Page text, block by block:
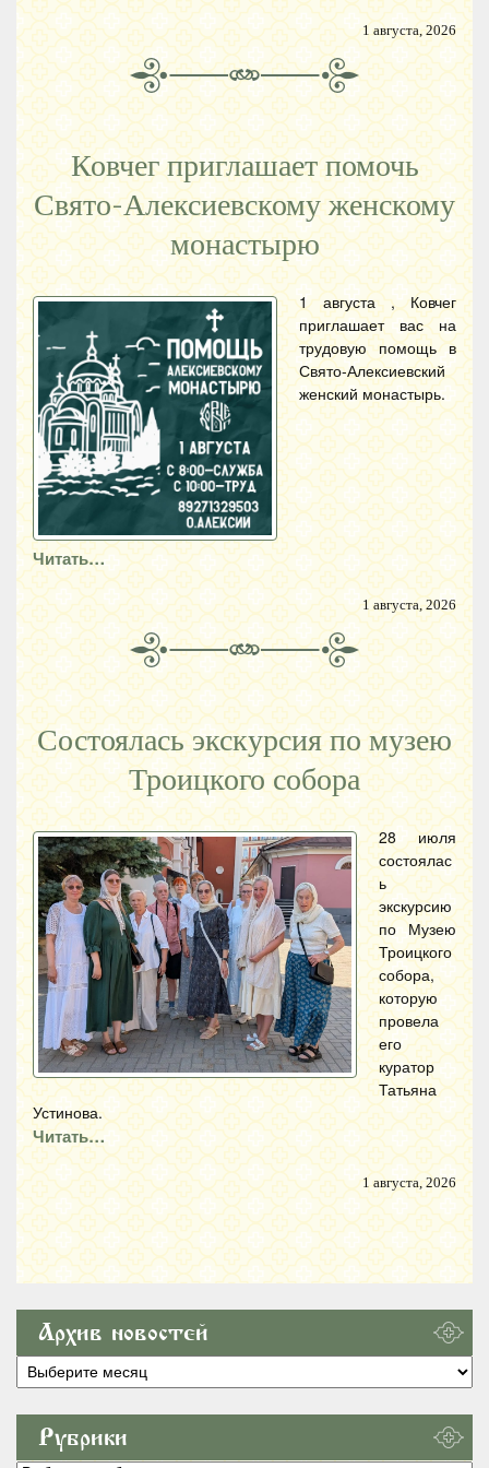
1 августа, 2026
Ковчег приглашает помочь
Свято-Алексиевскому женскому
монастырю
1 августа , Ковчег
приглашает вас на
трудовую помощь в
Свято-Алексиевский
женский монастырь.
Читать…
1 августа, 2026
Состоялась экскурсия по музею
Троицкого собора
28 июля
состоялас
ь
экскурсию
по Музею
Троицкого
собора,
которую
провела
его
куратор
Татьяна
Устинова.
Читать…
1 августа, 2026
Архив новостей
Архив
новостей
Рубрики